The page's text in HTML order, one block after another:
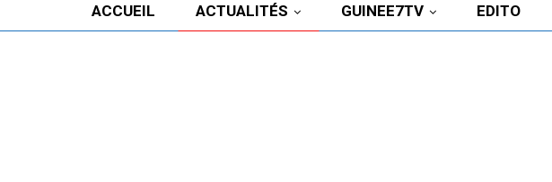
ACCUEIL ACTUALITÉS GUINEE7TV EDITO